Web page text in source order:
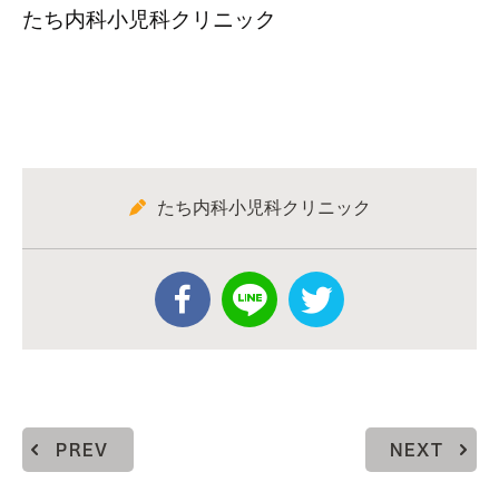
たち内科小児科クリニック
たち内科小児科クリニック
PREV NEXT